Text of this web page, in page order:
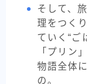
そして、
理をつく
ていく“ご
「プリン
物語全体
の。